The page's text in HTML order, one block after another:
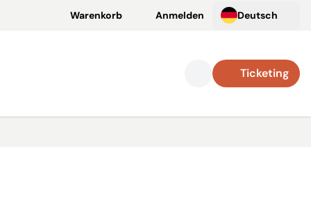
Warenkorb Anmelden Deutsch
Ticketing